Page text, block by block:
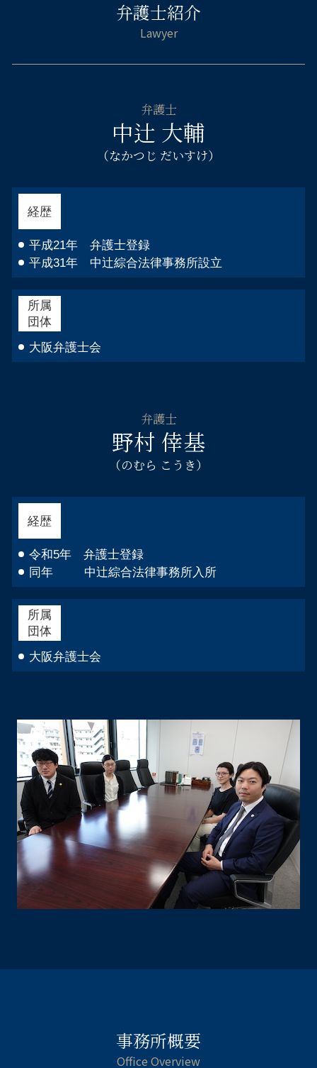
示談 メリット
窃盗罪 初犯 流れ
相続財産管理人 弁護士
遺言書 遺産分割
公正証書遺言 弁護士
遺留分 請求 兄弟
自己破産 免責許可 確定
自己破産 申立後
自己破産 サラ金 取り立て
住宅ローン 破産
自己破産 不動産 競売
連帯保証人 借金 自己破産
交通事故 弁護士 大阪市北区
相続相談 弁護士 都島区
倒産 弁護士 大阪市中央区
相続相談 弁護士 天王寺区
企業法務 弁護士 福島区
不貞慰 謝料請求 弁護士 福島区
倒産 弁護士 大阪市西区
刑事事件 弁護士 大阪市北区
企業法務 弁護士 天王寺区
弁護士紹介
弁護士
中辻 大輔
（なかつじ だいすけ）
経歴
平成21年 弁護士登録
平成31年 中辻綜合法律事務所設立
所属
団体
大阪弁護士会
弁護士
野村 倖基
（のむら こうき）
経歴
令和5年 弁護士登録
同年 中辻綜合法律事務所入所
所属
団体
大阪弁護士会
事務所概要